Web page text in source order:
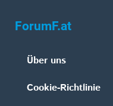
ForumF.at
Über uns
Cookie-Richtlinie